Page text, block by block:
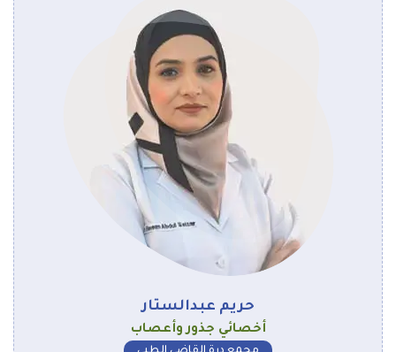
حريم عبدالستار
أخصائي جذور وأعصاب